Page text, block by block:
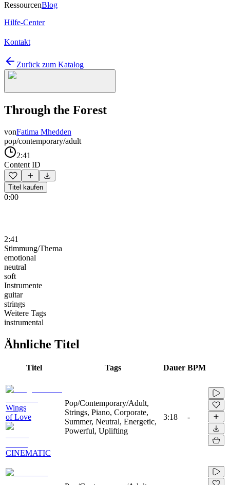
RessourcenBlog
Hilfe-Center
Kontakt
Zurück zum Katalog
Through the Forest
vonFatima Mhedden
pop/contemporary/adult
2:41
Content ID
Titel kaufen
0:00
2:41
Stimmung/Thema
emotional
neutral
soft
Instrumente
guitar
strings
Weitere Tags
instrumental
Ähnliche Titel
Titel Tags Dauer BPM
Wings
of Love
CINEMATIC
Pop/Contemporary/Adult,
Strings, Piano, Corporate,
Summer, Neutral, Energetic,
Powerful, Uplifting
3:18 -